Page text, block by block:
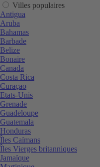
Villes populaires
Antigua
Aruba
Bahamas
Barbade
Belize
Bonaire
Canada
Costa Rica
Curaçao
Etats-Unis
Grenade
Guadeloupe
Guatemala
Honduras
Îles Caïmans
Îles Vierges britanniques
Jamaïque